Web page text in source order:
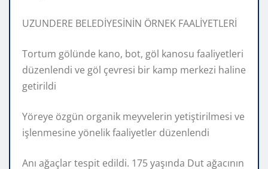
UZUNDERE BELEDİYESİNİN ÖRNEK FAALİYETLERİ
Tortum gölünde kano, bot, göl kanosu faaliyetleri
düzenlendi ve göl çevresi bir kamp merkezi haline
getirildi
Yöreye özgün organik meyvelerin yetiştirilmesi ve
işlenmesine yönelik faaliyetler düzenlendi
Anı ağaçlar tespit edildi. 175 yaşında Dut ağacının